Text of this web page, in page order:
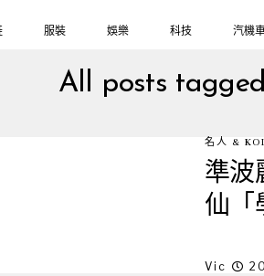
服裝 娛樂 科技 汽機
All posts
名人 &
準波
仙「
Vic